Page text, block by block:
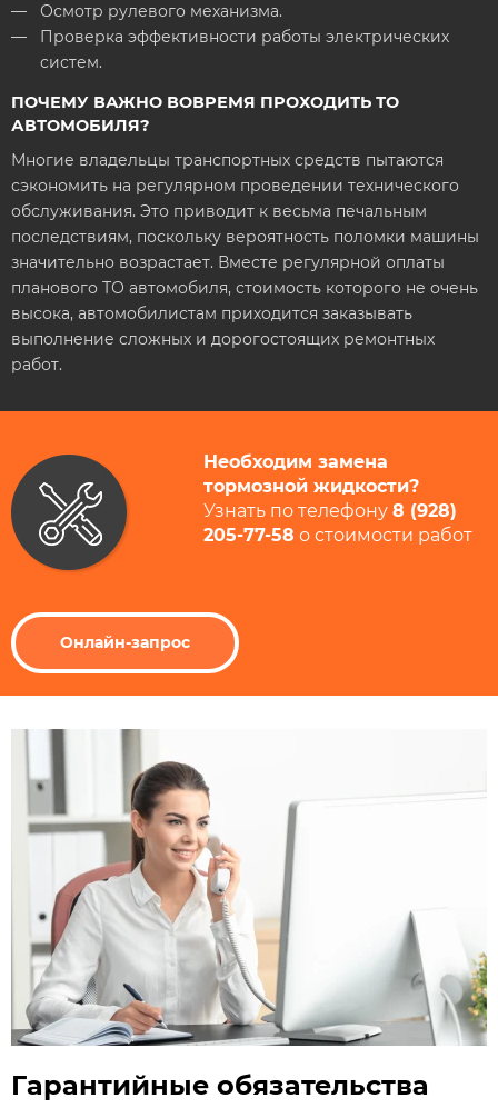
Осмотр рулевого механизма.
Проверка эффективности работы электрических
систем.
ПОЧЕМУ ВАЖНО ВОВРЕМЯ ПРОХОДИТЬ ТО
АВТОМОБИЛЯ?
Многие владельцы транспортных средств пытаются
сэкономить на регулярном проведении технического
обслуживания. Это приводит к весьма печальным
последствиям, поскольку вероятность поломки машины
значительно возрастает. Вместе регулярной оплаты
планового ТО автомобиля, стоимость которого не очень
высока, автомобилистам приходится заказывать
выполнение сложных и дорогостоящих ремонтных
работ.
Необходим замена
тормозной жидкости?
Узнать по телефону 8 (928)
205-77-58​ ​ о стоимости работ​
Онлайн-запрос
Гарантийные обязательства